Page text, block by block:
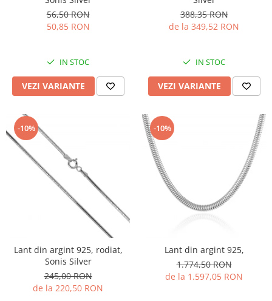
56,50 RON
50,85 RON
IN STOC
VEZI VARIANTE
388,35 RON
de la 349,52 RON
IN STOC
VEZI VARIANTE
-10%
Lant din argint 925, rodiat,
Sonis Silver
245,00 RON
de la 220,50 RON
-10%
Lant din argint 925,
1.774,50 RON
de la 1.597,05 RON